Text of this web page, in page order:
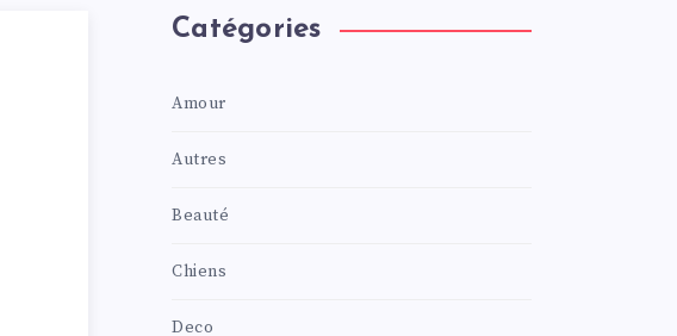
Catégories
Amour
Autres
Beauté
Chiens
Deco